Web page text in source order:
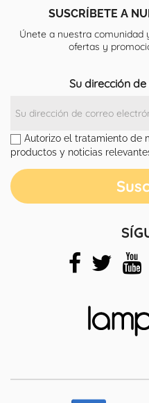
SUSCRÍBETE A
Únete a nuestra comunidad
ofertas y
Su dirección
Autorizo el tratamiento de
productos y noticias